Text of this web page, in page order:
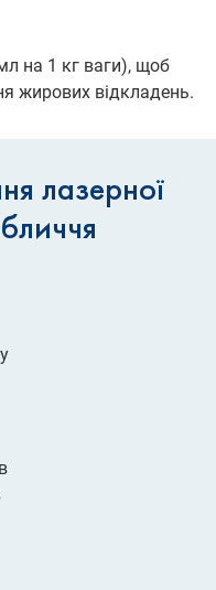
на 1 кг ваги), щоб
жирових відкладень.
лазерної